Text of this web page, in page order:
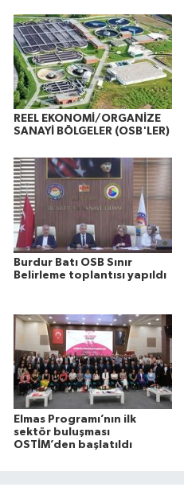
REEL EKONOMİ/ORGANİZE
SANAYİ BÖLGELER (OSB'LER)
Burdur Batı OSB Sınır
Belirleme toplantısı yapıldı
Elmas Programı’nın ilk
sektör buluşması
OSTİM’den başlatıldı